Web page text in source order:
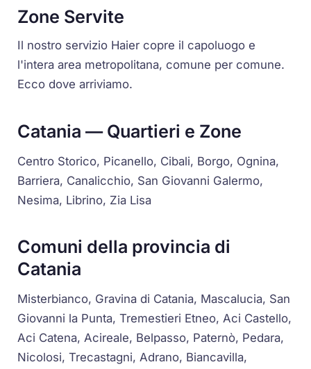
Zone Servite
Il nostro servizio Haier copre il capoluogo e
l'intera area metropolitana, comune per comune.
Ecco dove arriviamo.
Catania — Quartieri e Zone
Centro Storico, Picanello, Cibali, Borgo, Ognina,
Barriera, Canalicchio, San Giovanni Galermo,
Nesima, Librino, Zia Lisa
Comuni della provincia di
Catania
Misterbianco, Gravina di Catania, Mascalucia, San
Giovanni la Punta, Tremestieri Etneo, Aci Castello,
Aci Catena, Acireale, Belpasso, Paternò, Pedara,
Nicolosi, Trecastagni, Adrano, Biancavilla,